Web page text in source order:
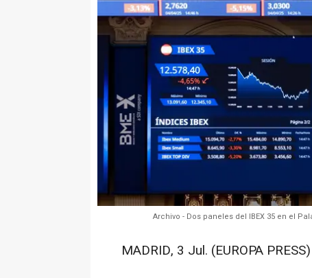
Archivo - Dos paneles del IBEX 35 en el
MADRID, 3 Jul. (EUROPA